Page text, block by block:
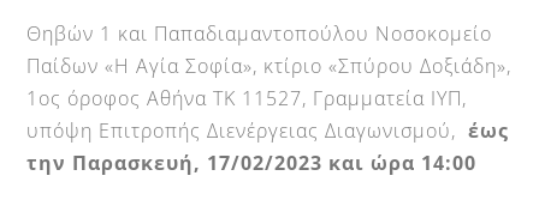
Θηβών 1 και Παπαδιαμαντοπούλου Νοσοκομείο
Παίδων «Η Αγία Σοφία», κτίριο «Σπύρου Δοξιάδη»,
1ος όροφος Αθήνα ΤΚ 11527, Γραμματεία ΙΥΠ,
υπόψη Επιτροπής Διενέργειας Διαγωνισμού,έως
την Παρασκευή, 17/02/2023 και ώρα 14:00